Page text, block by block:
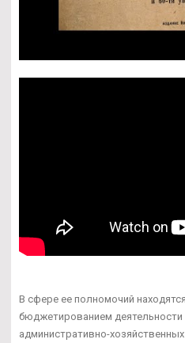
В сфере ее полномочий
бюджетированием деятельности
административно-